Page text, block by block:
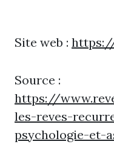
Site web :
Source :
https://
les-reves-
psychologie-et-